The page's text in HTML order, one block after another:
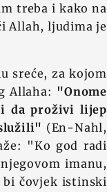
treba i kako na
Allah, ljudima je
sreće, za kojom
Allaha: "Onome
da proživi lijep
(En-Nahl,
"Ko god radi
imanu,
bi čovjek istinski